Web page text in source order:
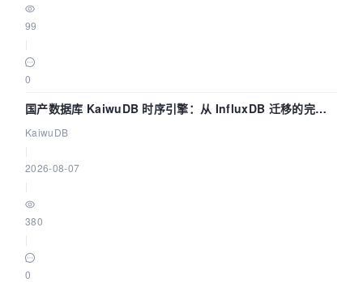
99
0
国产数据库 KaiwuDB 时序引擎：从 InfluxDB 迁移的完整
技术路径
KaiwuDB
2026-08-07
380
0